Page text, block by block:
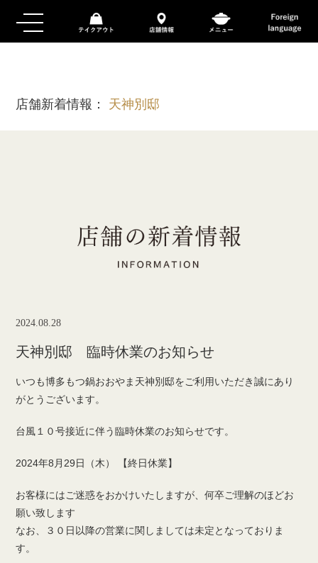
店舗新着情報： 天神別邸
2024.08.28
天神別邸 臨時休業のお知らせ
いつも博多もつ鍋おおやま天神別邸をご利用いただき誠にあり
がとうございます。
台風１０号接近に伴う臨時休業のお知らせです。
2024年8月29日（木） 【終日休業】
お客様にはご迷惑をおかけいたしますが、何卒ご理解のほどお
願い致します
なお、３０日以降の営業に関しましては未定となっておりま
す。